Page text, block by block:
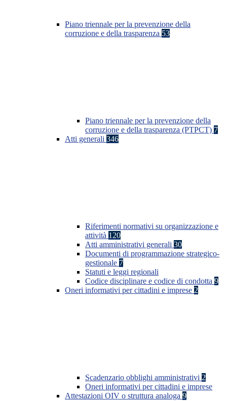
Piano triennale per la prevenzione della
corruzione e della trasparenza 53
Piano triennale per la prevenzione della
corruzione e della trasparenza (PTPCT) 7
Atti generali 346
Riferimenti normativi su organizzazione e
attività 120
Atti amministrativi generali 30
Documenti di programmazione strategico-
gestionale 7
Statuti e leggi regionali
Codice disciplinare e codice di condotta 9
Oneri informativi per cittadini e imprese 2
Scadenzario obblighi amministrativi 2
Oneri informativi per cittadini e imprese
Attestazioni OIV o struttura analoga 9